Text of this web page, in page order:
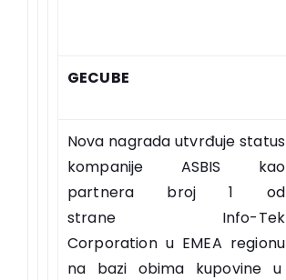
GECUBE
Nova nagrada utvrđuje status
kompanije ASBIS kao
partnera broj 1 od
strane Info-Tek
Corporation u EMEA regionu
na bazi obima kupovine u